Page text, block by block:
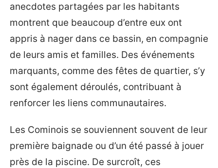
anecdotes partagées par les habitants
montrent que beaucoup d’entre eux ont
appris à nager dans ce bassin, en compagnie
de leurs amis et familles. Des événements
marquants, comme des fêtes de quartier, s’y
sont également déroulés, contribuant à
renforcer les liens communautaires.
Les Cominois se souviennent souvent de leur
première baignade ou d’un été passé à jouer
près de la piscine. De surcroît, ces